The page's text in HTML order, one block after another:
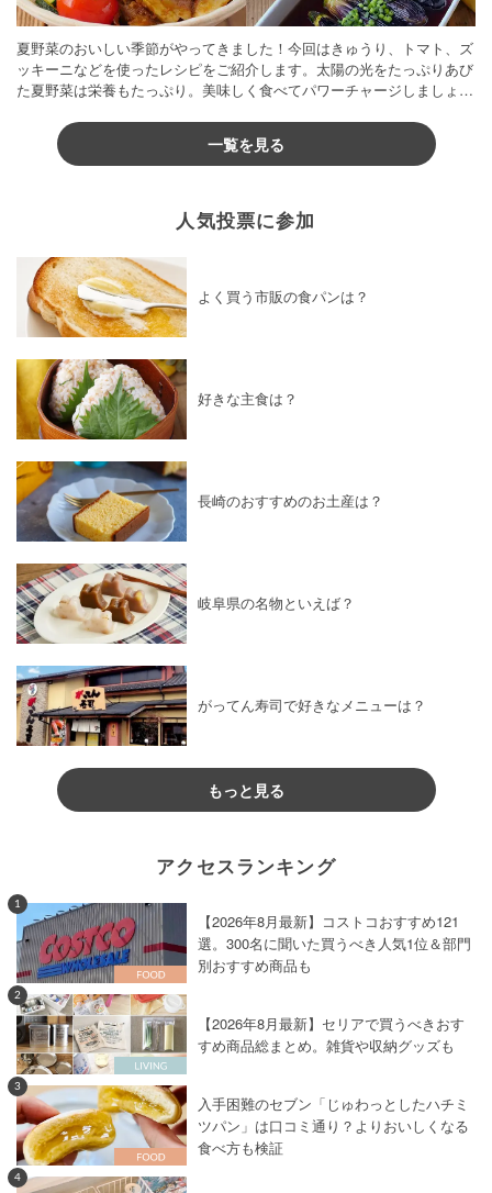
夏野菜のおいしい季節がやってきました！今回はきゅうり、トマト、ズ
ッキーニなどを使ったレシピをご紹介します。太陽の光をたっぷりあび
た夏野菜は栄養もたっぷり。美味しく食べてパワーチャージしましょう
一覧を見る
人気投票に参加
よく買う市販の食パンは？
好きな主食は？
長崎のおすすめのお土産は？
岐阜県の名物といえば？
がってん寿司で好きなメニューは？
もっと見る
アクセスランキング
1
【2026年8月最新】コストコおすすめ121
選。300名に聞いた買うべき人気1位＆部門
別おすすめ商品も
2
【2026年8月最新】セリアで買うべきおす
すめ商品総まとめ。雑貨や収納グッズも
3
入手困難のセブン「じゅわっとしたハチミ
ツパン」は口コミ通り？よりおいしくなる
食べ方も検証
4